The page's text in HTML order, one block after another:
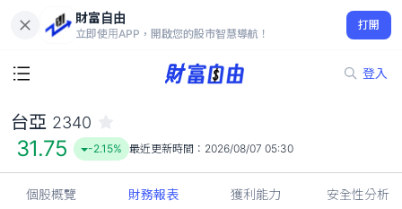
財富自由
立即使用APP，開啟您的股市智慧導航！
打開
登入
31.75
-2.15%
台亞 2340
31.75 -2.15% 最近更新時間： 2026/08/07 05:30
個股概覽 財務報表 獲利能力 安全性分析